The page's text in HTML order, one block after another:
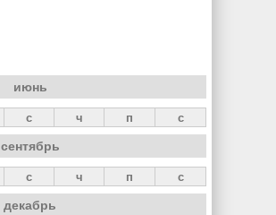
июнь
с ч п с
сентябрь
с ч п с
декабрь